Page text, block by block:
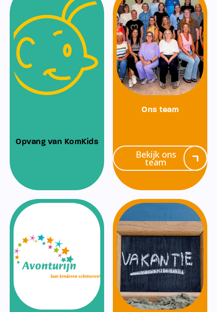
Opvang van KomKids
Ons team
Bekijk ons
team